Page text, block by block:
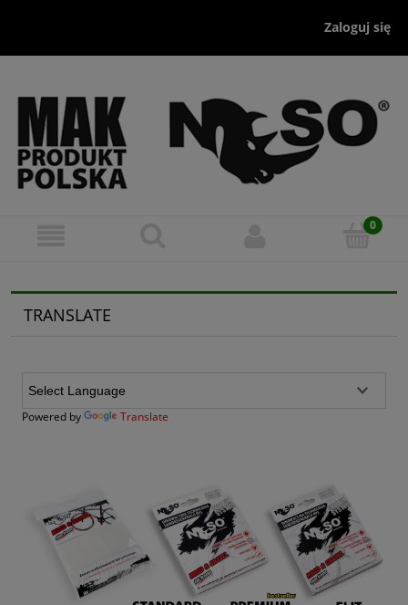
Zaloguj się
TRANSLATE
Powered by Translate